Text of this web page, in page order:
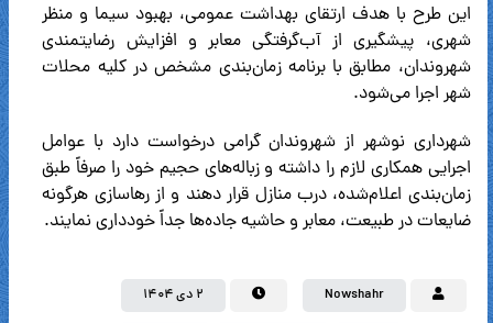
این طرح با هدف ارتقای بهداشت عمومی، بهبود سیما و منظر
شهری، پیشگیری از آب‌گرفتگی معابر و افزایش رضایتمندی
شهروندان، مطابق با برنامه زمان‌بندی مشخص در کلیه محلات
شهر اجرا می‌شود.
شهرداری نوشهر از شهروندان گرامی درخواست دارد با عوامل
اجرایی همکاری لازم را داشته و زباله‌های حجیم خود را صرفاً طبق
زمان‌بندی اعلام‌شده، درب منازل قرار دهند و از رهاسازی هرگونه
ضایعات در طبیعت، معابر و حاشیه جاده‌ها جداً خودداری نمایند.
Nowshahr ۲ دی ۱۴۰۴